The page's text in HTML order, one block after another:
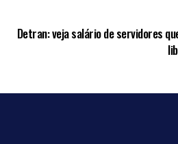
Detran: veja salário de servidores